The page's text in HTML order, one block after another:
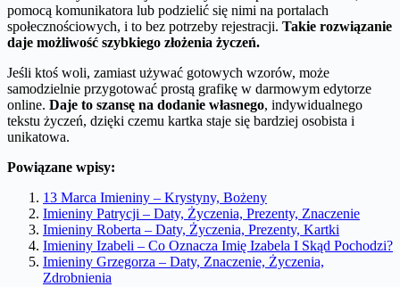
pomocą komunikatora lub podzielić się nimi na portalach
społecznościowych, i to bez potrzeby rejestracji. Takie rozwiązanie
daje możliwość szybkiego złożenia życzeń.
Jeśli ktoś woli, zamiast używać gotowych wzorów, może
samodzielnie przygotować prostą grafikę w darmowym edytorze
online. Daje to szansę na dodanie własnego, indywidualnego
tekstu życzeń, dzięki czemu kartka staje się bardziej osobista i
unikatowa.
Powiązane wpisy:
13 Marca Imieniny – Krystyny, Bożeny
Imieniny Patrycji – Daty, Życzenia, Prezenty, Znaczenie
Imieniny Roberta – Daty, Życzenia, Prezenty, Kartki
Imieniny Izabeli – Co Oznacza Imię Izabela I Skąd Pochodzi?
Imieniny Grzegorza – Daty, Znaczenie, Życzenia,
Zdrobnienia